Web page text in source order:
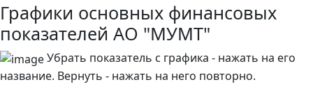
Графики основных финансовых
показателей АО "МУМТ"
Убрать показатель с графика - нажать на его
название. Вернуть - нажать на него повторно.